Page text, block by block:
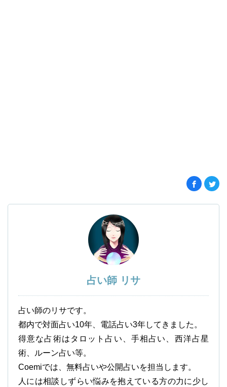
占い師 リサ
占い師のリサです。
都内で対面占い10年、電話占い3年してきました。
得意な占術はタロット占い、手相占い、西洋占星
術、ルーン占い等。
Coemiでは、無料占いや公開占いを担当します。
人には相談しずらい悩みを抱えている方の力に少し